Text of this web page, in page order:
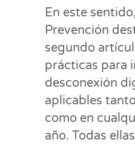
En este
Prevención
segundo
prácticas para
desconexión
aplicables
como en
año. Todas